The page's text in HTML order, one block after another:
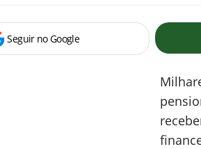
Seguir no Google